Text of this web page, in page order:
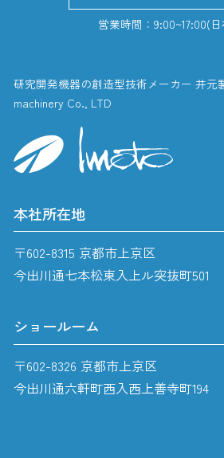
営業時間：9:00~17:00(
研究開発機器の創造型技術メーカー
machinery Co., LTD
本社所在地
〒602-8315 京都市上京区
今出川通七本松東入上ル突抜町501
ショールーム
〒602-8326 京都市上京区
今出川通六軒町西入西上善寺町194